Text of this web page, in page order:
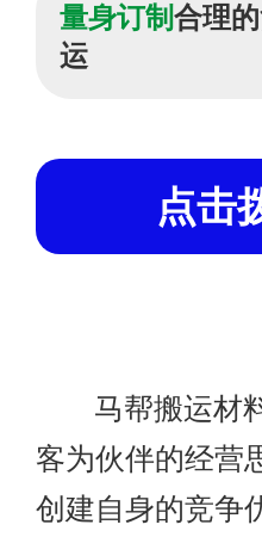
量身订制合理
运
点击
马帮搬运材料
客为伙伴的经营
创建自身的竞争